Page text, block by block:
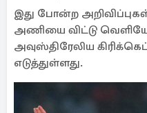
இது போன்ற
அணியை விட்டு
அவுஸ்திரேலிய
எடுத்துள்ளது.